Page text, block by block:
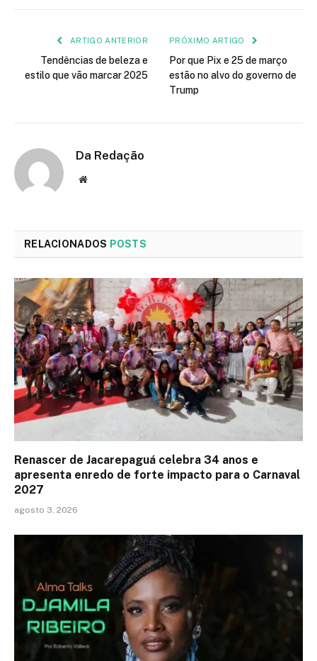
ARTIGO ANTERIOR
Tendências de beleza e
estilo que vão marcar 2025
PRÓXIMO ARTIGO
Por que Pix e 25 de março
estão no alvo do governo de
Trump
Da Redação
Site
RELACIONADOS POSTS
Renascer de Jacarepaguá celebra 34 anos e
apresenta enredo de forte impacto para o Carnaval
2027
agosto 3, 2026